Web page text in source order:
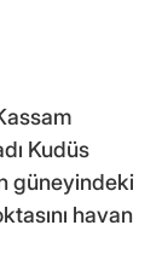
Kudüs
güneyindeki
havan